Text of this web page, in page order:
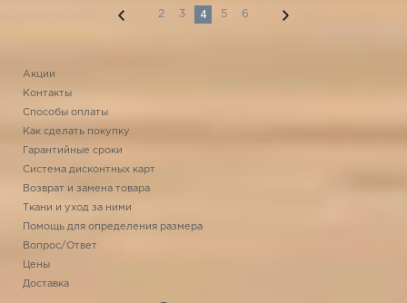
2 3 4 5 6
Акции
Контакты
Способы оплаты
Как сделать покупку
Гарантийные сроки
Система дисконтных карт
Возврат и замена товара
Ткани и уход за ними
Помощь для определения размера
Вопрос/Ответ
Цены
Доставка